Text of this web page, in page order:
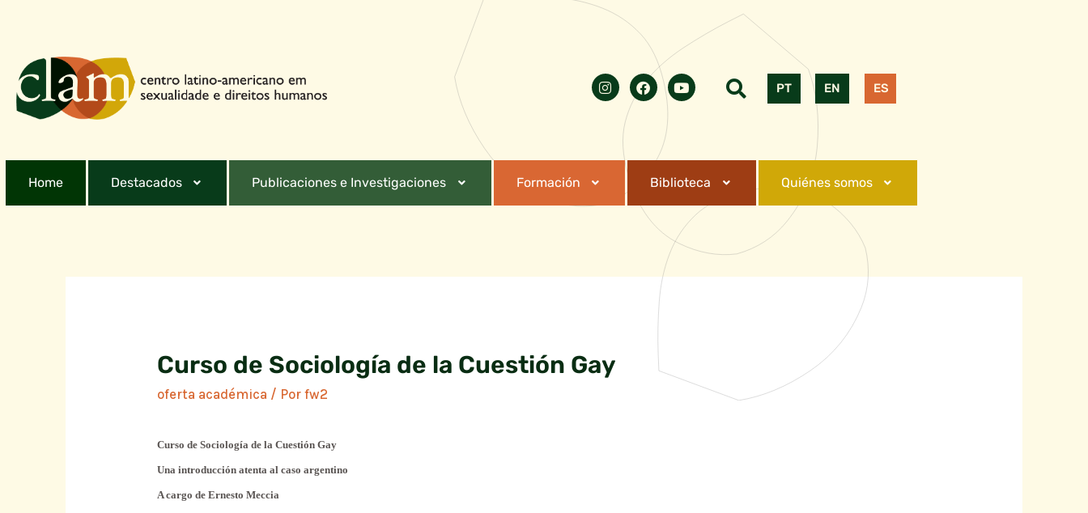
PT EN ES
Home Destacados Publicaciones e Investigaciones Formación Biblioteca Quiénes somos
Curso de Sociología de la Cuestión Gay
oferta académica / Porfw2
Curso de Sociología de la CuestiónGay
Una introducciónatenta alcaso argentino
Acargo de Ernesto Meccia